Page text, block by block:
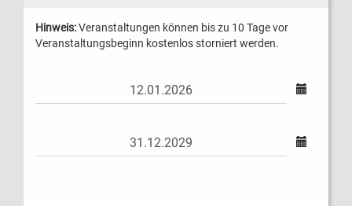
Hinweis:Veranstaltungen können bis zu 10 Tage vor
Veranstaltungsbeginn kostenlos storniert werden.